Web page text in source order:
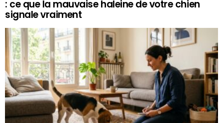
: ce que la mauvaise haleine de votre chien
signale vraiment